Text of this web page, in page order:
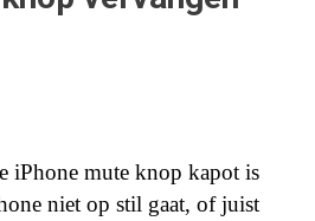
iPhone mute knop kapot is
niet op stil gaat, of juist